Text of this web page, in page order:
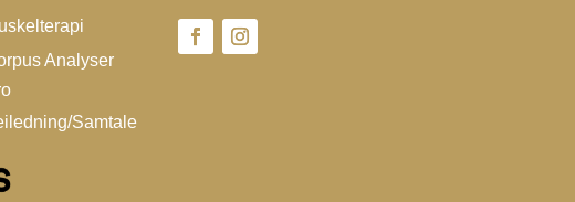
Analyser
Samtale